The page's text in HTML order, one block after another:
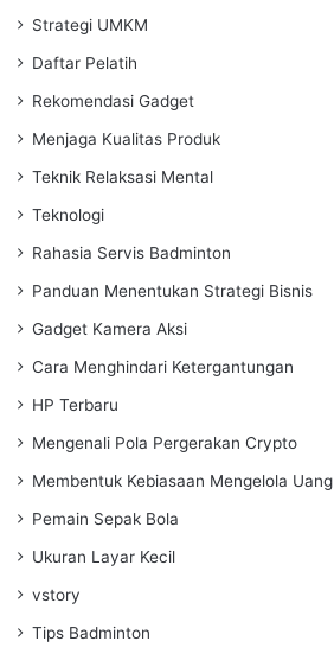
Strategi UMKM
Daftar Pelatih
Rekomendasi Gadget
Menjaga Kualitas Produk
Teknik Relaksasi Mental
Teknologi
Rahasia Servis Badminton
Panduan Menentukan Strategi Bisnis
Gadget Kamera Aksi
Cara Menghindari Ketergantungan
HP Terbaru
Mengenali Pola Pergerakan Crypto
Membentuk Kebiasaan Mengelola Uang
Pemain Sepak Bola
Ukuran Layar Kecil
vstory
Tips Badminton